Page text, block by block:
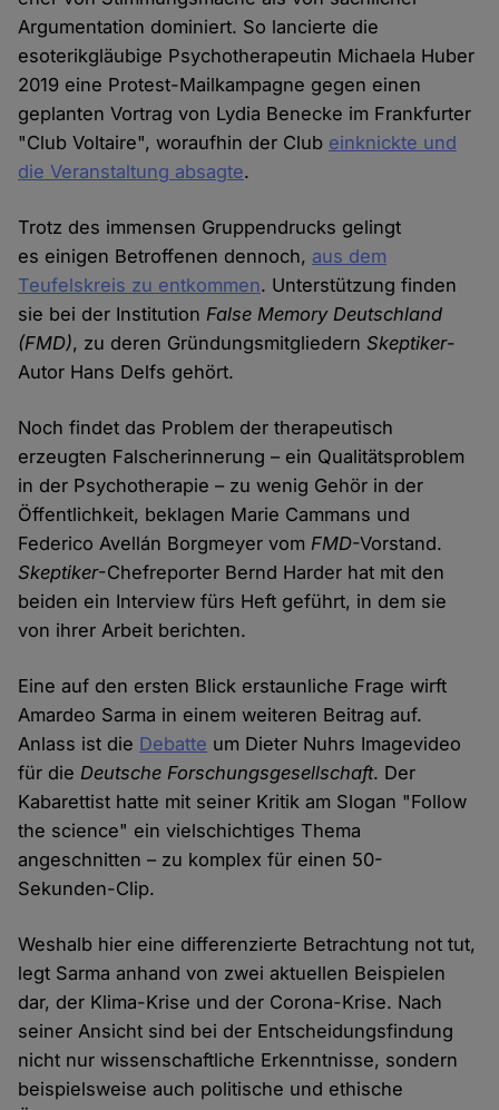
Argumentation dominiert. So lancierte die
esoterikgläubige Psychotherapeutin Michaela Huber
2019 eine Protest-Mailkampagne gegen einen
geplanten Vortrag von Lydia Benecke im Frankfurter
"Club Voltaire", woraufhin der Club einknickte und
die Veranstaltung absagte.
Trotz des immensen Gruppendrucks gelingt
es einigen Betroffenen dennoch, aus dem
Teufelskreis zu entkommen. Unterstützung finden
sie bei der InstitutionFalse Memory Deutschland
(FMD), zu deren GründungsmitgliedernSkeptiker-
Autor Hans Delfs gehört.
Noch findet das Problem der therapeutisch
erzeugten Falscherinnerung – ein Qualitätsproblem
in der Psychotherapie – zu wenig Gehör in der
Öffentlichkeit, beklagen Marie Cammans und
Federico Avellán Borgmeyer vomFMD-Vorstand.
Skeptiker-Chefreporter Bernd Harder hat mit den
beiden ein Interview fürs Heft geführt, in dem sie
von ihrer Arbeit berichten.
Eine auf den ersten Blick erstaunliche Frage wirft
Amardeo Sarma in einem weiteren Beitrag auf.
Anlass ist die Debatte um Dieter Nuhrs Imagevideo
für dieDeutsche Forschungsgesellschaft. Der
Kabarettist hatte mit seiner Kritik am Slogan "Follow
the science" ein vielschichtiges Thema
angeschnitten – zu komplex für einen 50-
Sekunden-Clip.
Weshalb hier eine differenzierte Betrachtung not tut,
legt Sarma anhand von zwei aktuellen Beispielen
dar, der Klima-Krise und der Corona-Krise. Nach
seiner Ansicht sind bei der Entscheidungsfindung
nicht nur wissenschaftliche Erkenntnisse, sondern
beispielsweise auch politische und ethische